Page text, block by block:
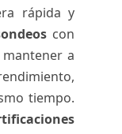
rápida y
con
a
tiempo.